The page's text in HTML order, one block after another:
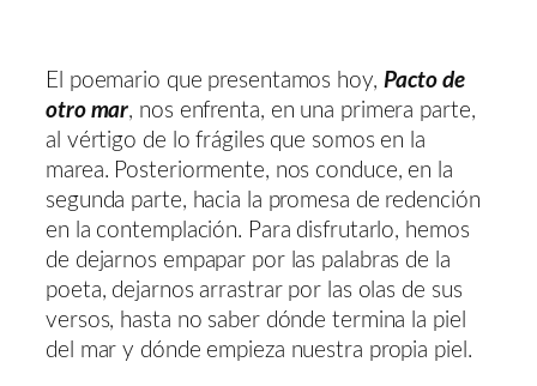
El poemario que presentamos hoy, Pacto de
otro mar, nos enfrenta, en una primera parte,
al vértigo de lo frágiles que somos en la
marea. Posteriormente, nos conduce, en la
segunda parte, hacia la promesa de redención
en la contemplación. Para disfrutarlo, hemos
de dejarnos empapar por las palabras de la
poeta, dejarnos arrastrar por las olas de sus
versos, hasta no saber dónde termina la piel
del mar y dónde empieza nuestra propia piel.